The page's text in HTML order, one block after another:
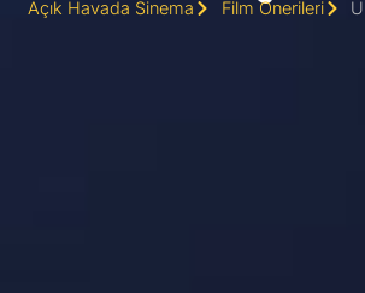
Açık Havada Sinema Film Önerileri